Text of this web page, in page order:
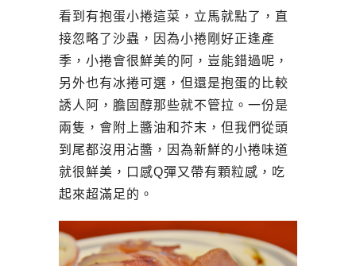
看到有抱蛋小捲這菜，立馬就點了，直
接忽略了沙蟲，因為小捲剛好正逢產
季，小捲會很鮮美的阿，豈能錯過呢，
另外也有冰捲可選，但還是抱蛋的比較
誘人阿，膽固醇那些就不管拉。一份是
兩隻，會附上醬油和芥末，但我們從頭
到尾都沒用沾醬，因為新鮮的小捲味道
就很鮮美，口感Q彈又帶有顆粒感，吃
起來超滿足的。